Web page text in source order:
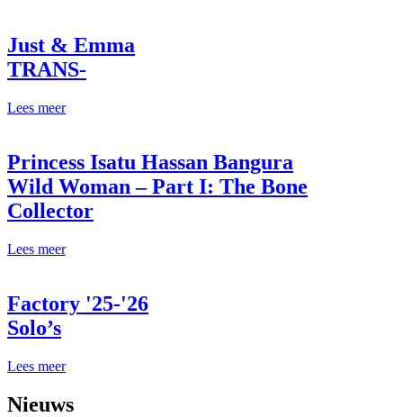
Just & Emma
TRANS-
Lees meer
Princess Isatu Hassan Bangura
Wild Woman – Part I: The Bone
Collector
Lees meer
Factory '25-'26
Solo’s
Lees meer
Nieuws